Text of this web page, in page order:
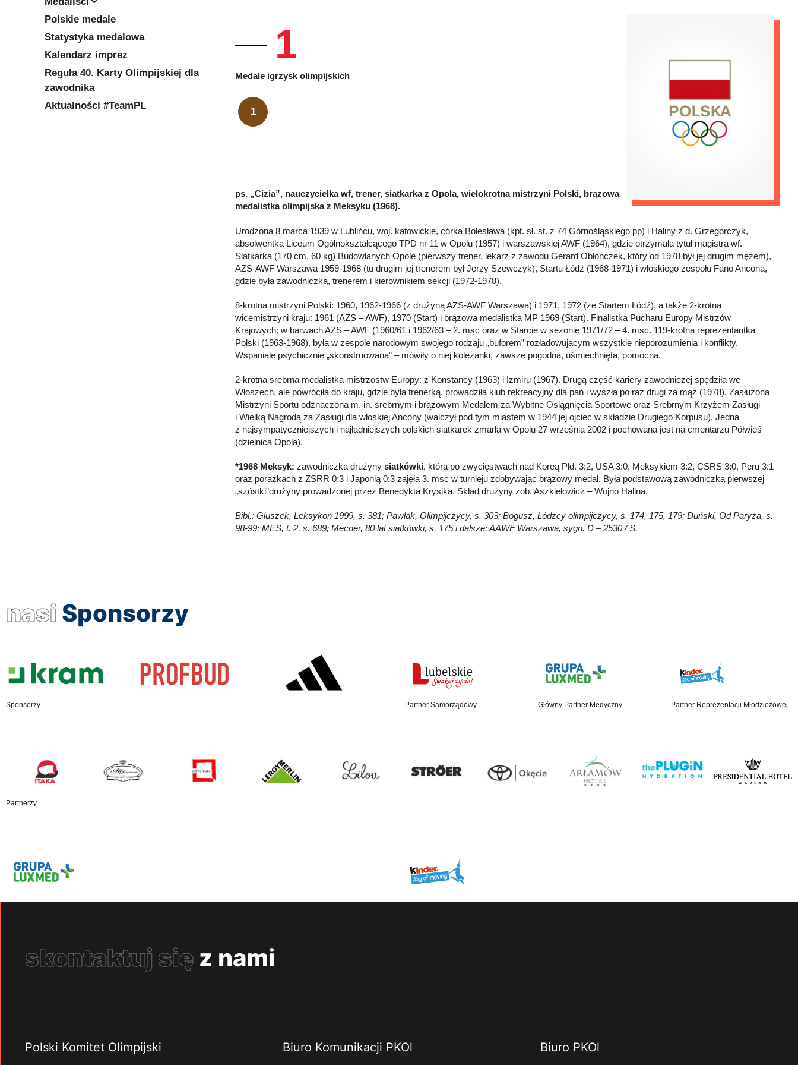
1
Medale igrzysk olimpijskich
1
ps. „Cizia”, nauczycielka wf, trener, siatkarka z Opola, wielokrotna mistrzyni Polski, brązowa
medalistka olimpijska z Meksyku (1968).
Urodzona 8 marca 1939 w Lublińcu, woj. katowickie, córka Bolesława (kpt. sł. st. z 74 Górnośląskiego pp) i Haliny z d. Grzegorczyk,
absolwentka Liceum Ogólnokształcącego TPD nr 11 w Opolu (1957) i warszawskiej AWF (1964), gdzie otrzymała tytuł magistra wf.
Siatkarka (170 cm, 60 kg) Budowlanych Opole (pierwszy trener, lekarz z zawodu Gerard Obłonczek, który od 1978 był jej drugim mężem),
AZS-AWF Warszawa 1959-1968 (tu drugim jej trenerem był Jerzy Szewczyk), Startu Łódź (1968-1971) i włoskiego zespołu Fano Ancona,
gdzie była zawodniczką, trenerem i kierownikiem sekcji (1972-1978).
8-krotna mistrzyni Polski: 1960, 1962-1966 (z drużyną AZS-AWF Warszawa) i 1971, 1972 (ze Startem Łódź), a także 2-krotna
wicemistrzyni kraju: 1961 (AZS – AWF), 1970 (Start) i brązowa medalistka MP 1969 (Start). Finalistka Pucharu Europy Mistrzów
Krajowych: w barwach AZS – AWF (1960/61 i 1962/63 – 2. msc oraz w Starcie w sezonie 1971/72 – 4. msc. 119-krotna reprezentantka
Polski (1963-1968), była w zespole narodowym swojego rodzaju „buforem” rozładowującym wszystkie nieporozumienia i konflikty.
Wspaniale psychicznie „skonstruowana” – mówiły o niej koleżanki, zawsze pogodna, uśmiechnięta, pomocna.
2-krotna srebrna medalistka mistrzostw Europy: z Konstancy (1963) i Izmiru (1967). Drugą część kariery zawodniczej spędziła we
Włoszech, ale powróciła do kraju, gdzie była trenerką, prowadziła klub rekreacyjny dla pań i wyszła po raz drugi za mąż (1978). Zasłużona
Mistrzyni Sportu odznaczona m. in. srebrnym i brązowym Medalem za Wybitne Osiągnięcia Sportowe oraz Srebrnym Krzyżem Zasługi
i Wielką Nagrodą za Zasługi dla włoskiej Ancony (walczył pod tym miastem w 1944 jej ojciec w składzie Drugiego Korpusu). Jedna
z najsympatyczniejszych i najładniejszych polskich siatkarek zmarła w Opolu 27 września 2002 i pochowana jest na cmentarzu Półwieś
(dzielnica Opola).
*1968 Meksyk: zawodniczka drużyny siatkówki, która po zwycięstwach nad Koreą Płd. 3:2, USA 3:0, Meksykiem 3:2, CSRS 3:0, Peru 3:1
oraz porażkach z ZSRR 0:3 i Japonią 0:3 zajęła 3. msc w turnieju zdobywając brązowy medal. Była podstawową zawodniczką pierwszej
„szóstki”drużyny prowadzonej przez Benedykta Krysika. Skład drużyny zob. Aszkiełowicz – Wojno Halina.
Bibl.: Głuszek, Leksykon 1999, s. 381; Pawlak, Olimpijczycy, s. 303; Bogusz, Łódzcy olimpijczycy, s. 174, 175, 179; Duński, Od Paryża, s.
98-99; MES, t. 2, s. 689; Mecner, 80 lat siatkówki, s. 175 i dalsze; AAWF Warszawa, sygn. D – 2530 / S.
Polskie medale
Statystyka medalowa
Kalendarz imprez
Reguła 40. Karty Olimpijskiej dla
zawodnika
Aktualności #TeamPL
nasi Sponsorzy
Sponsorzy Partner Samorządowy Główny Partner Medyczny Partner Reprezentacji Młodzieżowej
Partnerzy
skontaktuj się z nami
Polski Komitet Olimpijski Biuro Komunikacji PKOl Biuro PKOl